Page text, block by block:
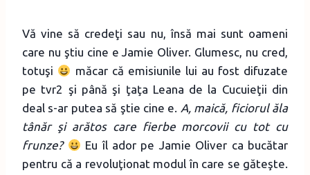
Vă vine să credeţi sau nu, însă mai sunt oameni
care nu ştiu cine e Jamie Oliver. Glumesc, nu cred,
totuşi
măcar că emisiunile lui au fost difuzate
pe tvr2 şi până şi ţaţa Leana de la Cucuieţii din
deal s-ar putea să ştie cine e. A, maică, ficiorul ăla
tânăr şi arătos care fierbe morcovii cu tot cu
frunze?
Eu îl ador pe Jamie Oliver ca bucătar
pentru că a revoluţionat modul în care se găteşte.